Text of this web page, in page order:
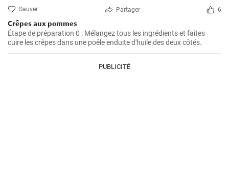
Sauver Partager 6
Crêpes aux pommes
Étape de préparation 0 : Mélangez tous les ingrédients et faites
cuire les crêpes dans une poêle enduite d'huile des deux côtés.
PUBLICITÉ